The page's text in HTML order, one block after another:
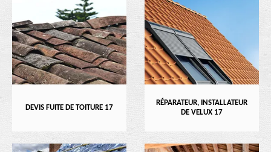
DEVIS FUITE DE TOITURE 17
RÉPARATEUR, INSTALLATEUR
DE VELUX 17